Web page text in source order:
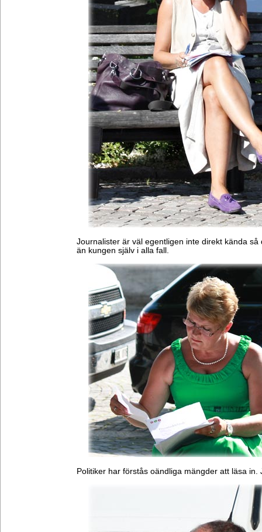
Journalister är väl egentligen inte direkt kända
än kungen själv i alla fall.
Politiker har förstås oändliga mängder att läsa in.